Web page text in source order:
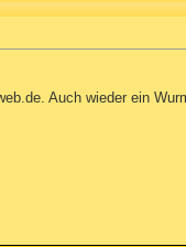
Auch wieder ein